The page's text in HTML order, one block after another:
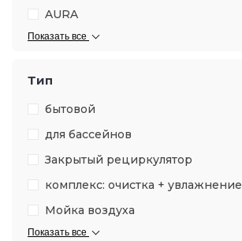
AURA
Показать все
Тип
бытовой
для бассейнов
Закрытый рециркулятор
комплекс: очистка + увлажнение
Мойка воздуха
Показать все